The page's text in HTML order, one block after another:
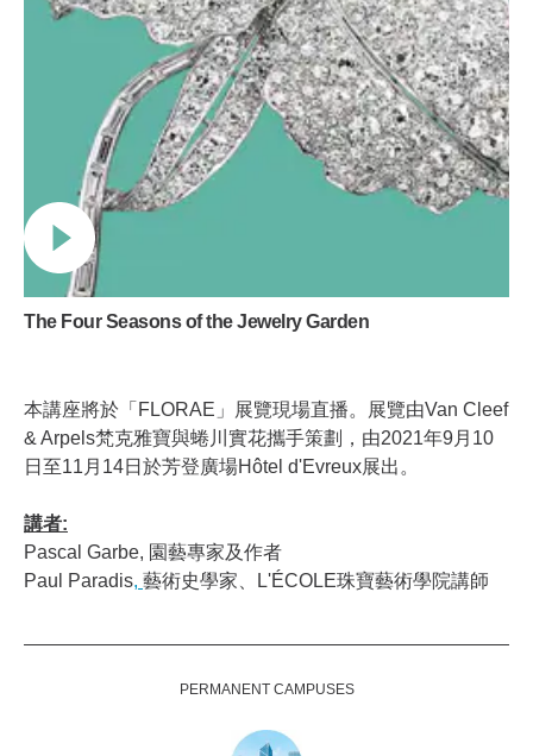
The Four Seasons of the Jewelry Garden
本講座將於「FLORAE」展覽現場直播。展覽由Van Cleef
& Arpels梵克雅寶與蜷川實花攜手策劃，由2021年9月10
日至11月14日於芳登廣場Hôtel d'Evreux展出。
講者:
Pascal Garbe, 園藝專家及作者
Paul Paradis, 藝術史學家、L'ÉCOLE珠寶藝術學院講師
PERMANENT CAMPUSES